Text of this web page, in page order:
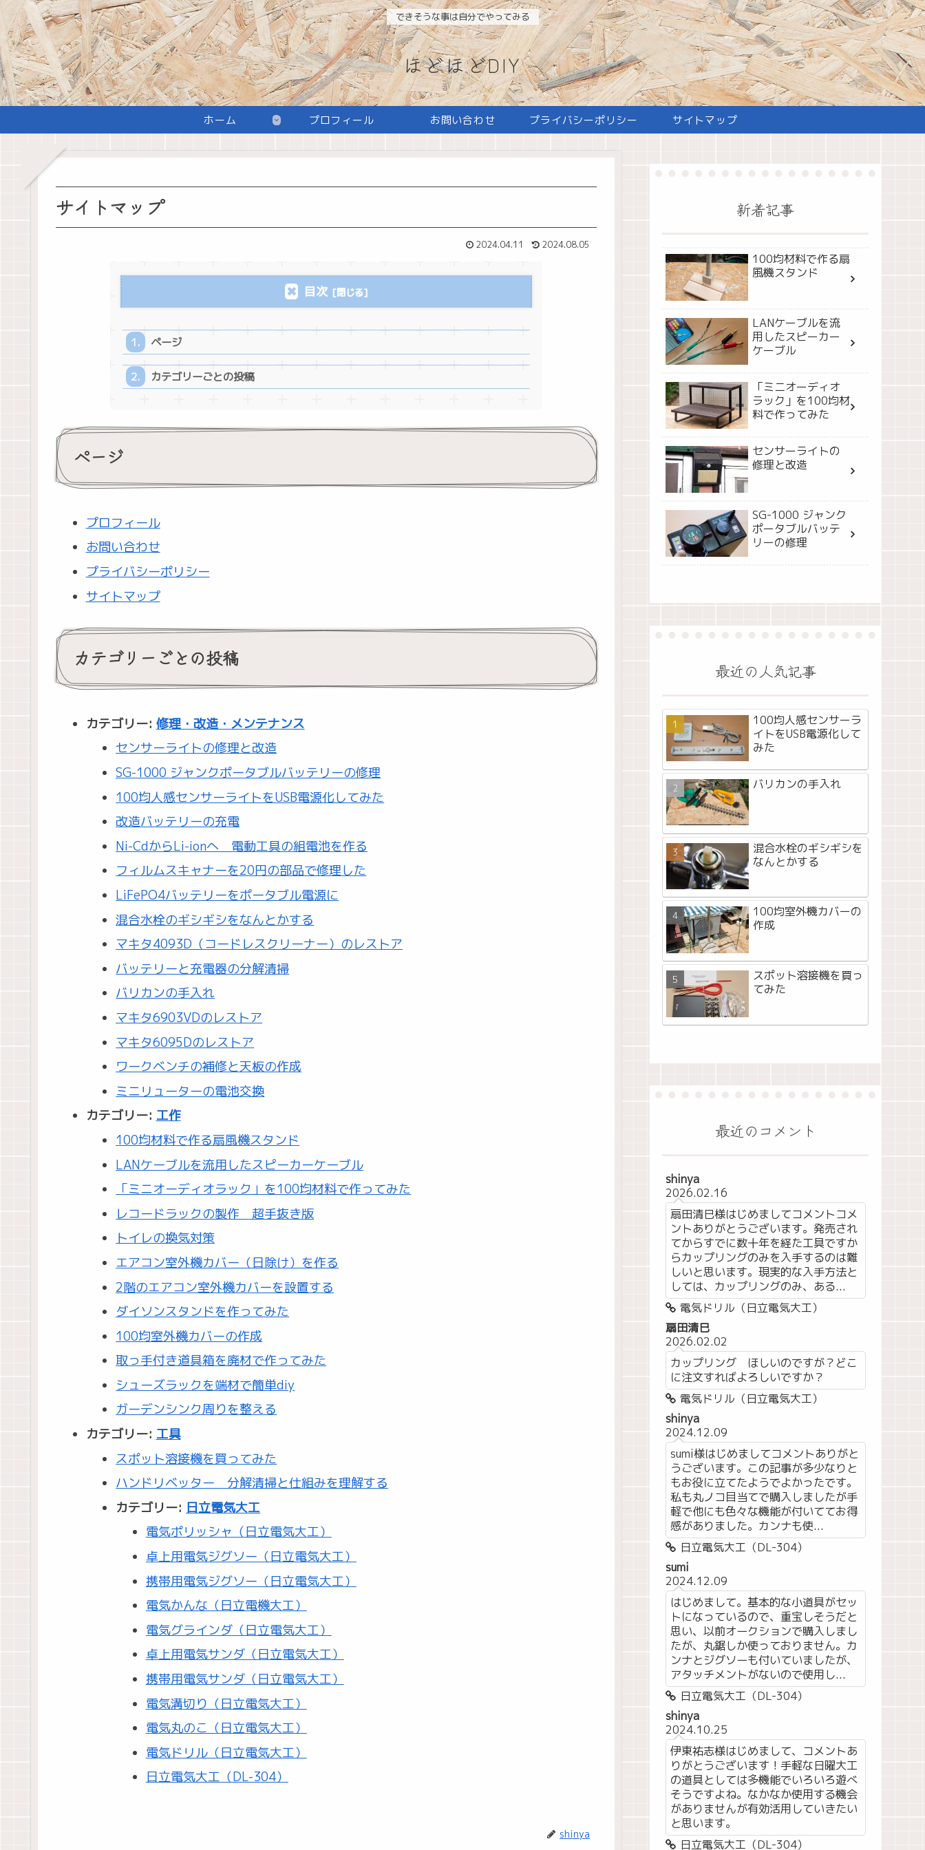
できそうな事は自分でやってみる
ほどほどDIY
ホーム プロフィール お問い合わせ プライバシーポリシー サイトマップ
サイトマップ
2024.04.11 2024.08.05
目次
ページ
カテゴリーごとの投稿
ページ
プロフィール
お問い合わせ
プライバシーポリシー
サイトマップ
カテゴリーごとの投稿
カテゴリー: 修理・改造・メンテナンス
センサーライトの修理と改造
SG-1000 ジャンクポータブルバッテリーの修理
100均人感センサーライトをUSB電源化してみた
改造バッテリーの充電
Ni-CdからLi-ionへ 電動工具の組電池を作る
フィルムスキャナーを20円の部品で修理した
LiFePO4バッテリーをポータブル電源に
混合水栓のギシギシをなんとかする
マキタ4093D（コードレスクリーナー）のレストア
バッテリーと充電器の分解清掃
バリカンの手入れ
マキタ6903VDのレストア
マキタ6095Dのレストア
ワークベンチの補修と天板の作成
ミニリューターの電池交換
カテゴリー: 工作
100均材料で作る扇風機スタンド
LANケーブルを流用したスピーカーケーブル
「ミニオーディオラック」を100均材料で作ってみた
レコードラックの製作 超手抜き版
トイレの換気対策
エアコン室外機カバー（日除け）を作る
2階のエアコン室外機カバーを設置する
ダイソンスタンドを作ってみた
100均室外機カバーの作成
取っ手付き道具箱を廃材で作ってみた
シューズラックを端材で簡単diy
ガーデンシンク周りを整える
カテゴリー: 工具
スポット溶接機を買ってみた
ハンドリベッター 分解清掃と仕組みを理解する
カテゴリー: 日立電気大工
電気ポリッシャ（日立電気大工）
卓上用電気ジグソー（日立電気大工）
携帯用電気ジグソー（日立電気大工）
電気かんな（日立電機大工）
電気グラインダ（日立電気大工）
卓上用電気サンダ（日立電気大工）
携帯用電気サンダ（日立電気大工）
電気溝切り（日立電気大工）
電気丸のこ（日立電気大工）
電気ドリル（日立電気大工）
日立電気大工（DL-304）
shinya
新着記事
100均材料で作る扇
風機スタンド
LANケーブルを流
用したスピーカー
ケーブル
「ミニオーディオ
ラック」を100均材
料で作ってみた
センサーライトの
修理と改造
SG-1000 ジャンク
ポータブルバッテ
リーの修理
最近の人気記事
100均人感センサーラ
イトをUSB電源化して
みた
バリカンの手入れ
混合水栓のギシギシを
なんとかする
100均室外機カバーの
作成
スポット溶接機を買っ
てみた
最近のコメント
shinya
2026.02.16
扇田清巳様はじめましてコメントコメ
ントありがとうございます。発売され
てからすでに数十年を経た工具ですか
らカップリングのみを入手するのは難
しいと思います。現実的な入手方法と
しては、カップリングのみ、ある...
電気ドリル（日立電気大工）
扇田清巳
2026.02.02
カップリング ほしいのですが？どこ
に注文すればよろしいですか？
電気ドリル（日立電気大工）
shinya
2024.12.09
sumi様はじめましてコメントありがと
うございます。この記事が多少なりと
もお役に立てたようでよかったです。
私も丸ノコ目当てで購入しましたが手
軽で他にも色々な機能が付いててお得
感がありました。カンナも使...
日立電気大工（DL-304）
sumi
2024.12.09
はじめまして。基本的な小道具がセッ
トになっているので、重宝しそうだと
思い、以前オークションで購入しまし
たが、丸鋸しか使っておりません。カ
ンナとジグソーも付いていましたが、
アタッチメントがないので使用し...
日立電気大工（DL-304）
shinya
2024.10.25
伊東祐志様はじめまして、コメントあ
りがとうございます！手軽な日曜大工
の道具としては多機能でいろいろ遊べ
そうですよね。なかなか使用する機会
がありませんが有効活用していきたい
と思います。
日立電気大工（DL-304）